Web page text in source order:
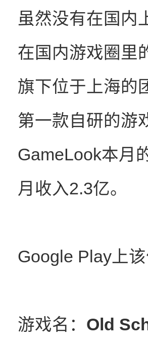
虽然没有在国内
在国内游戏圈里
旗下位于上海的
第一款自研的游
GameLook本月
月收入2.3亿。
Google Play上
游戏名： Old